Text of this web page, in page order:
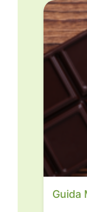
Guida